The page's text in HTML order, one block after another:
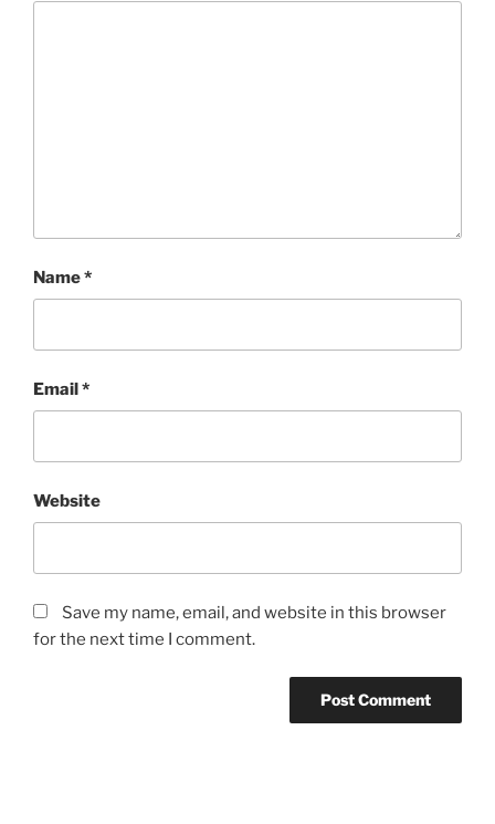
Name*
Email*
Website
Save my name, email, and website in this browser
for the next time I comment.